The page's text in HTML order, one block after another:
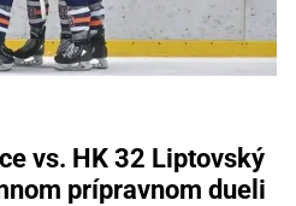
vs. HK 32 Liptovský
prípravnom dueli